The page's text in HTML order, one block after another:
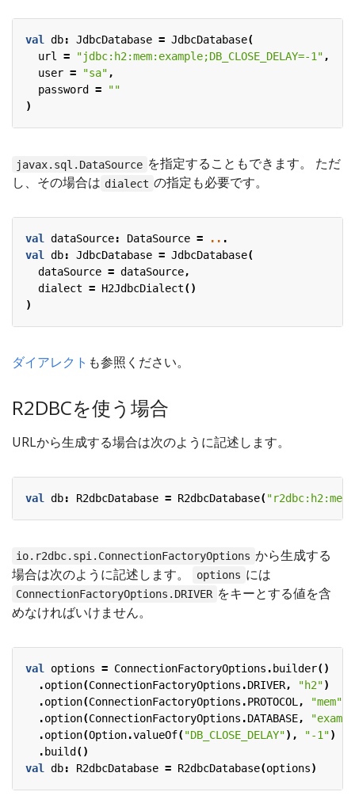
val db: JdbcDatabase = JdbcDatabase(
url = "jdbc:h2:mem:example;DB_CLOSE_DELAY=-1",
user = "sa",
password
=
""
)
javax.sql.DataSource を指定することもできます。 ただ
し、その場合は dialect の指定も必要です。
val dataSource: DataSource = .. .
val db: JdbcDatabase = JdbcDatabase(
dataSource = dataSource,
dialect = H2JdbcDialect()
)
ダイアレクト も参照ください。
R2DBCを使う場合
URLから生成する場合は次のように記述します。
val db: R2dbcDatabase = R2dbcDatabase(
io.r2dbc.spi.ConnectionFactoryOptions から生成する
場合は次のように記述します。
options には
ConnectionFactoryOptions.DRIVER をキーとする値を含
めなければいけません。
val options = ConnectionFactoryOptions . builder()
.option(ConnectionFactoryOptions .DRIVER, "h2")
.option(ConnectionFactoryOptions .PROTOCOL , "mem"
.option(ConnectionFactoryOptions .DATABASE,
.option(Option.valueOf("DB_CLOSE_DELAY"), "-1")
. build ()
val
db: R2dbcDatabase = R2dbcDatabase(options)